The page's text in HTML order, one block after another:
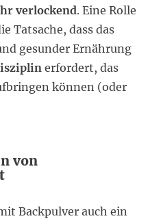
verlockend. Eine Rolle
Tatsache, dass das
gesunder Ernährung
erfordert, das
können (oder
von
Backpulver auch ein